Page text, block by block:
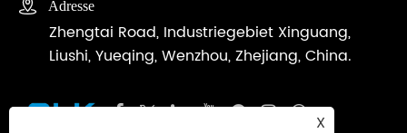
 Adresse
Zhengtai Road, Industriegebiet Xinguang,
Liushi, Yueqing, Wenzhou, Zhejiang, China.
X